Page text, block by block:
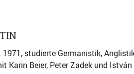
1971, studierte Germanistik,
Karin Beier, Peter Zadek und